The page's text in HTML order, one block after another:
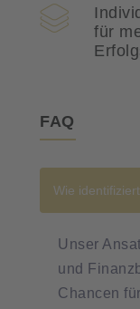
für
FAQ
Wie
Unser
und
Chancen